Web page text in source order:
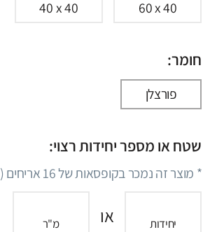
60 x 40
40 x 40
חומר:
פורצלן
שטח או מספר יחידות רצוי:
* מוצר זה נמכר בקופסאות של16אריחים (
יחידות או מ"ר